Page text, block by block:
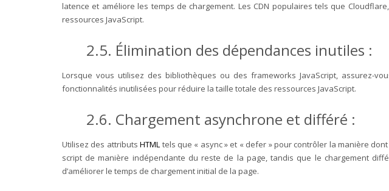
latence et améliore les temps de chargement. Les CDN populaires tels que
ressources JavaScript.
2.5. Élimination des dépendances inutiles :
Lorsque vous utilisez des bibliothèques ou des frameworks JavaScript, assurez-
fonctionnalités inutilisées pour réduire la taille totale des ressources JavaScript.
2.6. Chargement asynchrone et différé :
Utilisez des attributsHTML tels que « async » et « defer » pour contrôler la manière
script de manière indépendante du reste de la page, tandis que le chargement
d’améliorer le temps de chargement initial de la page.